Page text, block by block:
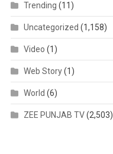
Trending (11)
Uncategorized (1,158)
Video (1)
Web Story(1)
World (6)
ZEE PUNJAB TV(2,503)